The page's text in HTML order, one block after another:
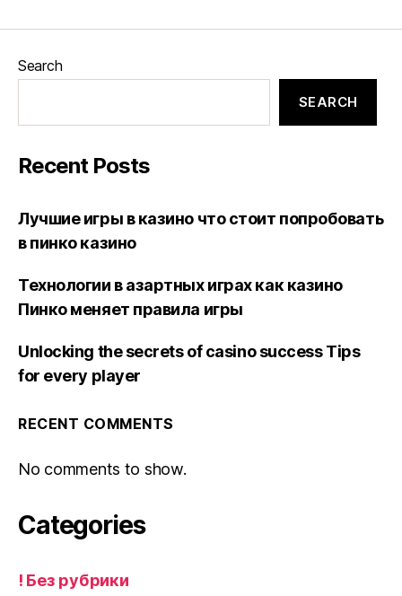
Search
SEARCH
Recent Posts
Лучшие игры в казино что стоит попробовать
в пинко казино
Технологии в азартных играх как казино
Пинко меняет правила игры
Unlocking the secrets of casino success Tips
for every player
RECENT COMMENTS
No comments to show.
Categories
! Без рубрики